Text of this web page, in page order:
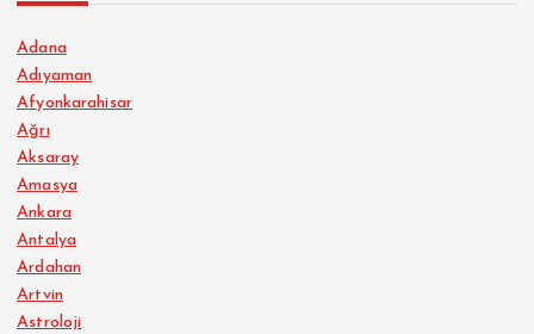
Adana
Adıyaman
Afyonkarahisar
Ağrı
Aksaray
Amasya
Ankara
Antalya
Ardahan
Artvin
Astroloji